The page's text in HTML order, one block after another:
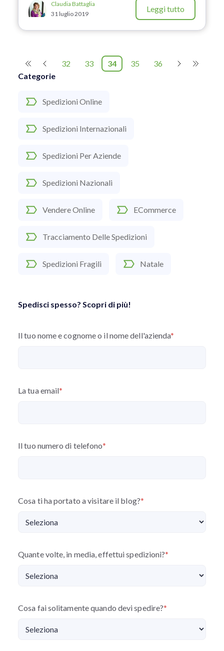
Categorie
Spedizioni Online
Spedizioni Internazionali
Spedizioni Per Aziende
Spedizioni Nazionali
Vendere Online ECommerce
Tracciamento Delle Spedizioni
Spedizioni Fragili Natale
Spedisci spesso? Scopri di più!
Il tuo nome e cognome o il nome dell'azienda*
La tua email*
Il tuo numero di telefono*
Cosa ti ha portato a visitare il blog?*
Quante volte, in media, effettui spedizioni?*
Cosa fai solitamente quando devi spedire?*
Claudia Battaglia
31 luglio 2019
Leggi tutto
32 33 34 35 36